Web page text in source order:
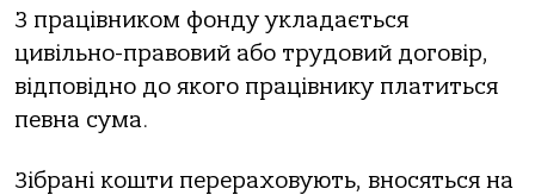
З працівником фонду укладається
цивільно-правовий або трудовий договір,
відповідно до якого працівнику платиться
певна сума.
Зібрані кошти перераховують, вносяться на